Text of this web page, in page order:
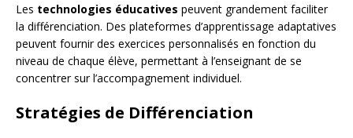
Les technologies éducatives peuvent grandement faciliter
la différenciation. Des plateformes d’apprentissage adaptatives
peuvent fournir des exercices personnalisés en fonction du
niveau de chaque élève, permettant à l’enseignant de se
concentrer sur l’accompagnement individuel.
Stratégies de Différenciation